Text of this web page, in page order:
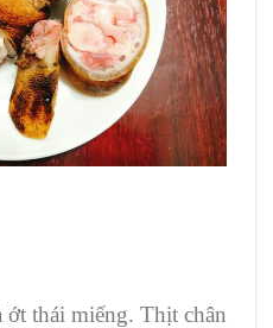
thái miếng. Thịt chân